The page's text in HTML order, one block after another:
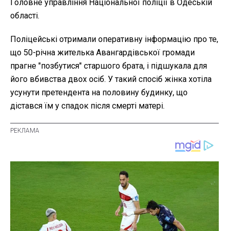
Головне управління Національної поліції в Одеській
області.
Поліцейські отримали оперативну інформацію про те,
що 50-річна жителька Авангардівської громади
прагне "позбутися" старшого брата, і підшукала для
його вбивства двох осіб. У такий спосіб жінка хотіла
усунути претендента на половину будинку, що
дістався їм у спадок після смерті матері.